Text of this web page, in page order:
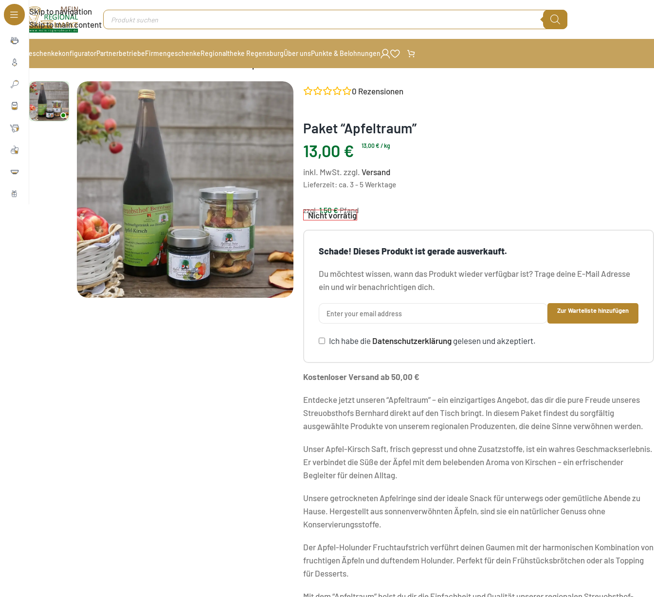
Skip to navigation
Skip to main content
GeschenkekonfiguratorPartnerbetriebeFirmengeschenkeRegionaltheke RegensburgÜber unsPunkte & Belohnungen
0 Rezensionen
Paket “Apfeltraum”
13,00 € 13,00€ /kg
inkl. MwSt. zzgl. Versand
Lieferzeit: ca. 3 - 5 Werktage
zzgl.1,50€Pfand
Nicht vorrätig
Schade! Dieses Produkt ist gerade ausverkauft.
Du möchtest wissen, wann das Produkt wieder verfügbar ist? Trage deine E-Mail Adresse
ein und wir benachrichtigen dich.
Zur Warteliste hinzufügen
Ich habe die Datenschutzerklärunggelesen und akzeptiert.
Kostenloser Versand ab 50,00 €
Entdecke jetzt unseren “Apfeltraum” – ein einzigartiges Angebot, das dir die pure Freude unseres
Streuobsthofs Bernhard direkt auf den Tisch bringt. In diesem Paket findest du sorgfältig
ausgewählte Produkte von unserem regionalen Produzenten, die deine Sinne verwöhnen werden.
Unser Apfel-Kirsch Saft, frisch gepresst und ohne Zusatzstoffe, ist ein wahres Geschmackserlebnis.
Er verbindet die Süße der Äpfel mit dem belebenden Aroma von Kirschen – ein erfrischender
Begleiter für deinen Alltag.
Unsere getrockneten Apfelringe sind der ideale Snack für unterwegs oder gemütliche Abende zu
Hause. Hergestellt aus sonnenverwöhnten Äpfeln, sind sie ein natürlicher Genuss ohne
Konservierungsstoffe.
Der Apfel-Holunder Fruchtaufstrich verführt deinen Gaumen mit der harmonischen Kombination von
fruchtigen Äpfeln und duftendem Holunder. Perfekt für dein Frühstücksbrötchen oder als Topping
für Desserts.